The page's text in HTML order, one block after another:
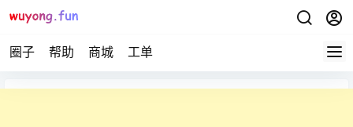
圈子 帮助 商城 工单